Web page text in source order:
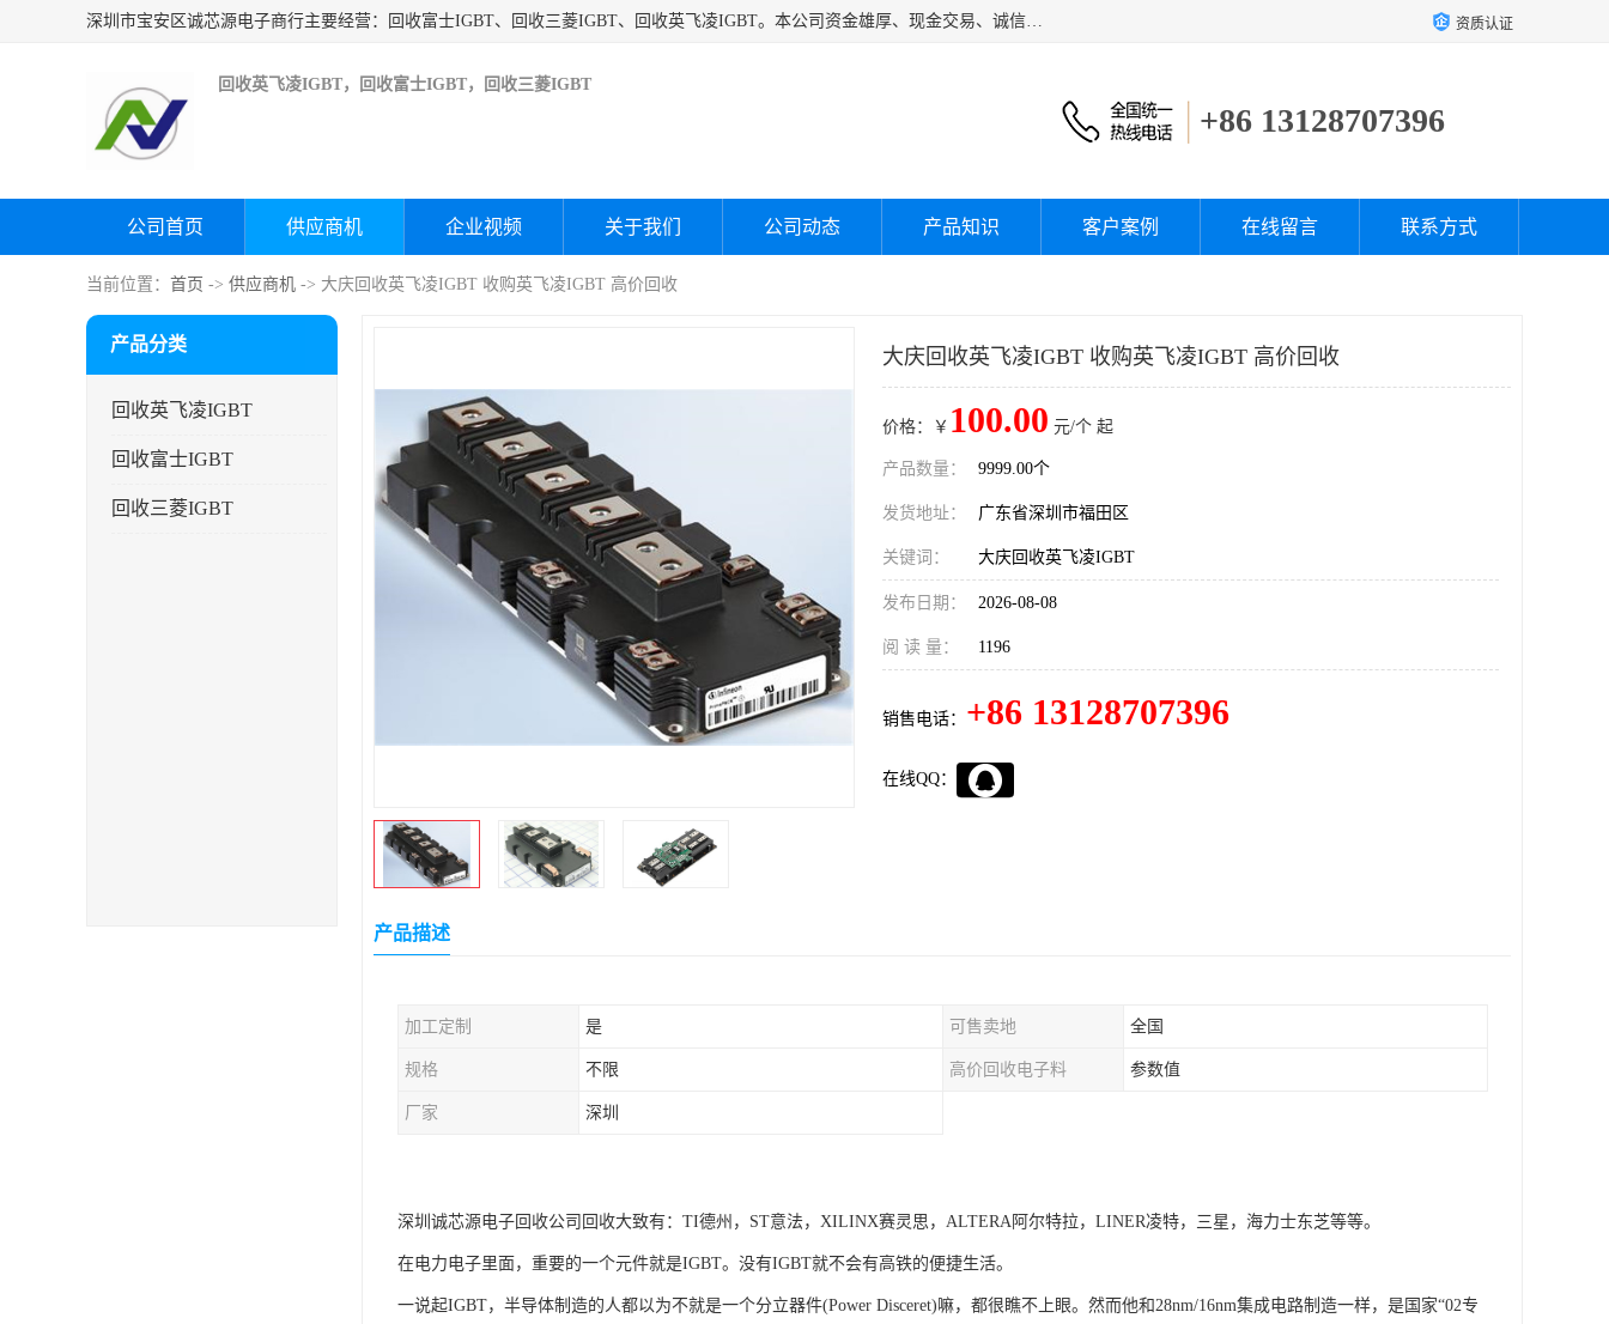
深圳市宝安区诚芯源电子商行主要经营：回收富士IGBT、回收三菱IGBT、回收英飞凌IGBT。本公司资金雄厚、现金交易、诚信待人，经过不断的探索和发展，已形成完善的评估、采购，从而为客户提供快捷价优的库存处理服务，迅速为客户消化库存，回笼资金。 资质认证
回收英飞凌IGBT，回收富士IGBT，回收三菱IGBT
+86 13128707396
公司首页 供应商机 企业视频 关于我们 公司动态 产品知识 客户案例 在线留言 联系方式
当前位置： 首页 -> 供应商机 -> 大庆回收英飞凌IGBT 收购英飞凌IGBT 高价回收
产品分类
回收英飞凌IGBT
回收富士IGBT
回收三菱IGBT
大庆回收英飞凌IGBT 收购英飞凌IGBT 高价回收
价格：￥ 100.00 元/个 起
产品数量： 9999.00个
发货地址： 广东省深圳市福田区
关键词： 大庆回收英飞凌IGBT
发布日期： 2026-08-08
阅 读 量： 1196
销售电话： +86 13128707396
在线QQ：
产品描述
加工定制 是 可售卖地 全国
规格 不限 高价回收电子料 参数值
厂家 深圳
深圳诚芯源电子回收公司回收大致有：TI德州，ST意法，XILINX赛灵思，ALTERA阿尔特拉，LINER凌特，三星，海力士东芝等等。
在电力电子里面，重要的一个元件就是IGBT。没有IGBT就不会有高铁的便捷生活。
一说起IGBT，半导体制造的人都以为不就是一个分立器件(Power Disceret)嘛，都很瞧不上眼。然而他和28nm/16nm集成电路制造一样，是国家“02专